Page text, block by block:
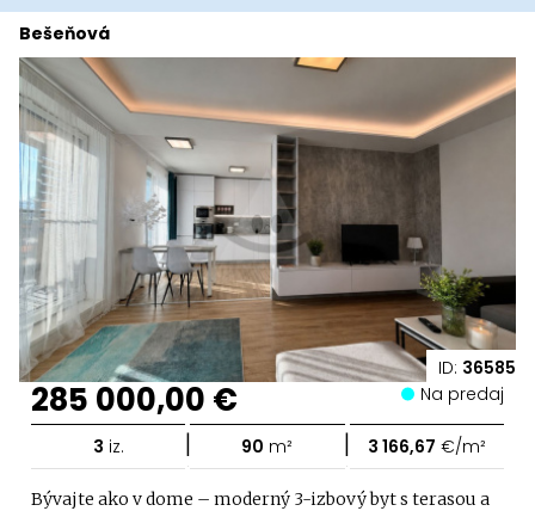
ID: 36585
Bešeňová
285 000,00 € Na predaj
3 iz. | 90 m² | 3 166,67 €/m²
Bývajte ako v dome – moderný 3-izbový byt s terasou a